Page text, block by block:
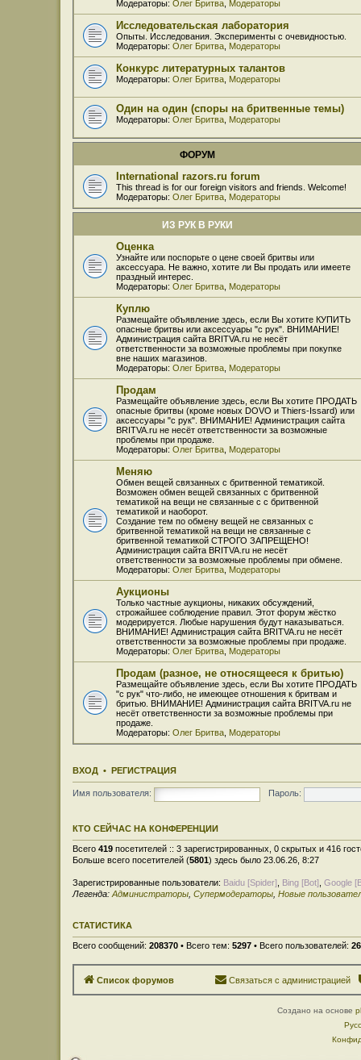
Модераторы: Олег Бритва Модераторы
Исследовательская лаборатория
Опыты. Исследования. Эксперименты с очевидностью.
Модераторы: Олег Бритва Модераторы
Конкурс литературных талантов
Модераторы: Олег Бритва Модераторы
Один на один (споры на бритвенные темы)
Модераторы: Олег Бритва Модераторы
ФОРУМ
International razors.ru forum
This thread is for our foreign visitors and friends. Welcome!
Модераторы: Олег Бритва Модераторы
ИЗ РУК В РУКИ
Оценка
Узнайте или поспорьте о цене своей бритвы или
аксессуара. Не важно, хотите ли Вы продать или имеете
праздный интерес.
Модераторы: Олег Бритва Модераторы
Куплю
Размещайте объявление здесь, если Вы хотите КУПИТЬ
опасные бритвы или аксессуары "с рук". ВНИМАНИЕ!
Администрация сайта BRITVA.ru не несёт
ответственности за возможные проблемы при покупке
вне наших магазинов.
Модераторы: Олег Бритва Модераторы
Продам
Размещайте объявление здесь, если Вы хотите ПРОДАТЬ
опасные бритвы (кроме новых DOVO и Thiers-Issard) или
аксессуары "с рук". ВНИМАНИЕ! Администрация сайта
BRITVA.ru не несёт ответственности за возможные
проблемы при продаже.
Модераторы: Олег Бритва Модераторы
Меняю
Обмен вещей связанных с бритвенной тематикой.
Возможен обмен вещей связанных с бритвенной
тематикой на вещи не связанные с с бритвенной
тематикой и наоборот.
Создание тем по обмену вещей не связанных с
бритвенной тематикой на вещи не связанные с
бритвенной тематикой СТРОГО ЗАПРЕЩЕНО!
Администрация сайта BRITVA.ru не несёт
ответственности за возможные проблемы при обмене.
Модераторы: Олег Бритва Модераторы
Аукционы
Только частные аукционы, никаких обсуждений,
строжайшее соблюдение правил. Этот форум жёстко
модерируется. Любые нарушения будут наказываться.
ВНИМАНИЕ! Администрация сайта BRITVA.ru не несёт
ответственности за возможные проблемы при продаже.
Модераторы: Олег Бритва Модераторы
Продам (разное, не относящееся к бритью)
Размещайте объявление здесь, если Вы хотите ПРОДАТЬ
"с рук" что-либо, не имеющее отношения к бритвам и
бритью. ВНИМАНИЕ! Администрация сайта BRITVA.ru не
несёт ответственности за возможные проблемы при
продаже.
Модераторы: Олег Бритва Модераторы
ВХОД • РЕГИСТРАЦИЯ
Имя пользователя: Пароль:
КТО СЕЙЧАС НА КОНФЕРЕНЦИИ
Всего 419 посетителей :: 3 зарегистрированных, 0 скрытых и 416
Больше всего посетителей (5801) здесь было 23.06.26, 8:27
Зарегистрированные пользователи: Baidu [Spider] Bing [Bot] Google
Легенда: Администраторы Супермодераторы Новые
СТАТИСТИКА
Всего сообщений: 208370 • Всего тем: 5297 • Всего пользователей:
Список форумов Связаться с администрацией
Создано на основе